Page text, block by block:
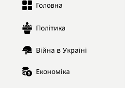
Головна
Політика
Війна в Україні
Економіка